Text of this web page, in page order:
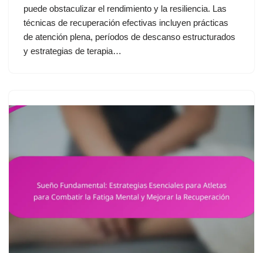
puede obstaculizar el rendimiento y la resiliencia. Las
técnicas de recuperación efectivas incluyen prácticas
de atención plena, períodos de descanso estructurados
y estrategias de terapia…